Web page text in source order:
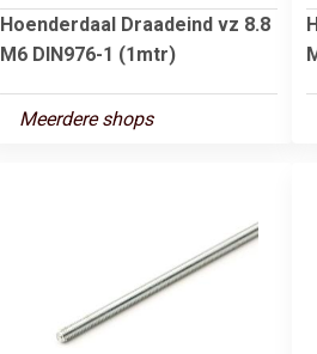
Hoenderdaal Draadeind vz 8.8
M6 DIN976-1 (1mtr)
Meerdere shops